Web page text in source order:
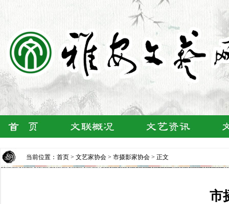
当前位置： 首页 > 文艺家协会 > 市摄影家协会 > 正文
市